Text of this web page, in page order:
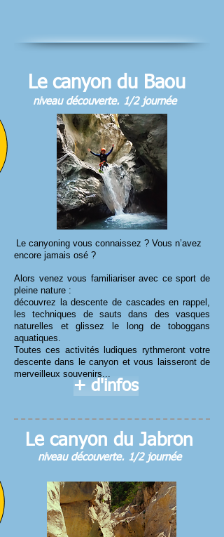
Le canyon du Baou
niveau découverte. 1/2 journée
Le canyoning vous connaissez ? Vous n’avez
encore jamais osé ?
Alors venez vous familiariser avec ce sport de
pleine nature :
découvrez la descente de cascades en rappel,
les techniques de sauts dans des vasques
naturelles et glissez le long de toboggans
aquatiques.
Toutes ces activités ludiques rythmeront votre
descente dans le canyon et vous laisseront de
merveilleux souvenirs...
+ d'infos
Le canyon du Jabron
niveau découverte. 1/2 journée